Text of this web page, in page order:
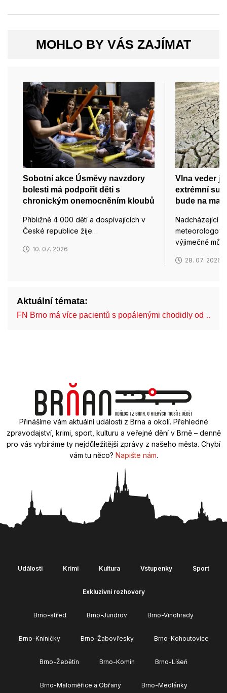
MOHLO BY VÁS ZAJÍMAT
Sobotní akce Úsměvy navzdory
bolesti má podpořit děti s
chronickým onemocněním kloubů
Přibližně 4 000 dětí a dospívajících v
České republice žije…
10. 07. 2026
Vlna veder
extrémní
bude na
Nadcházející
výjimečně
28. 07. 2026
Aktuální témata:
FN Brno má více pacientů s popálenými chodidly od …
Přinášíme vám aktuální události z Brna a okolí. Přehledné
zpravodajství, krimi, sport, kulturu a veřejné dění v Brně – denně
pro vás vybíráme ty nejdůležitější zprávy z našeho města. Chybí
vám tu něco? Napište nám.
Události Krimi Kultura Vstupenky Sport
Exkluzivní rozhovory
Brno-střed Brno-Jundrov Brno-Vinohrady
Brno-Kníničky Brno-Žabovřesky Brno-Kohoutovice
Brno-Žebětín Brno-Komín Brno-Líšeň
Brno-Maloměřice a Obřany Brno-Medlánky